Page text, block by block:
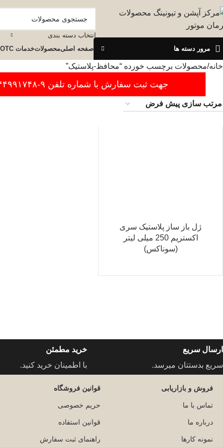
انتخاب دسته بندی
مرور دسته ها صفحه اصلیمحصولاتخدمات OTC
خانه محصولات برچسب خورده “محافظ-پلاستیک”
جهت ثبت سفارش با شماره تلفن ۹-۴۴۹۹۱۷۴۸-۰۲۱ تماس بگیرید.
ژل باز ساز پلاستیک سری
اکستریم 250 میلی لیتر
(سوناکس)
ارسال سریع
سریع بدستتان میرسد.
خرید مطمئن
با اطمینان خرید کنید.
فروش و بازاریابی
تماس با ما
درباره ما
نمونه کارها
قوانین فروشگاه
حریم خصوصی
قوانین استفاده
راهنمای ثبت سفارش